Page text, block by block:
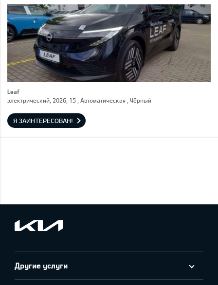
Leaf
электрический, 2026, 15 , Автоматическая , Чёрный
Я ЗАИНТЕРЕСОВАН!
Другие услуги